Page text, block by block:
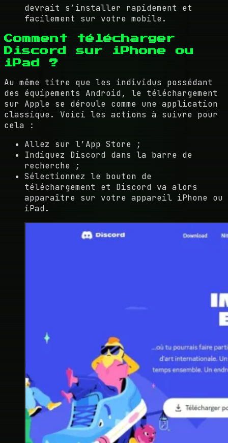
devrait s’installer rapidement et
facilement sur votre mobile.
Comment télécharger
Discord sur iPhone ou
iPad ?
Au même titre que les individus possédant
des équipements Android, le téléchargement
sur Apple se déroule comme une application
classique. Voici les actions à suivre pour
cela :
Allez sur l’App Store ;
Indiquez Discord dans la barre de
recherche ;
Sélectionnez le bouton de
téléchargement et Discord va alors
apparaître sur votre appareil iPhone ou
iPad.